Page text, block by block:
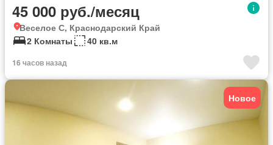
45 000 руб./месяц
Веселое С, Краснодарский Край
2 Комнаты
40 кв.м
16 часов назад
Новое